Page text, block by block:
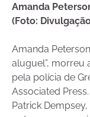
Amanda
(Foto:
Amanda
aluguel”, morreu
pela polícia de
Associated
Patrick